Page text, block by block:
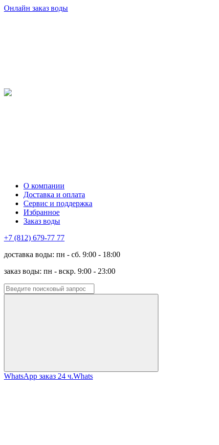
Онлайн заказ воды
О компании
Доставка и оплата
Сервис и поддержка
Избранное
Заказ воды
+7 (812) 679-77 77
доставка воды: пн - сб. 9:00 - 18:00
заказ воды: пн - вскр. 9:00 - 23:00
WhatsApp заказ 24 ч.Whats